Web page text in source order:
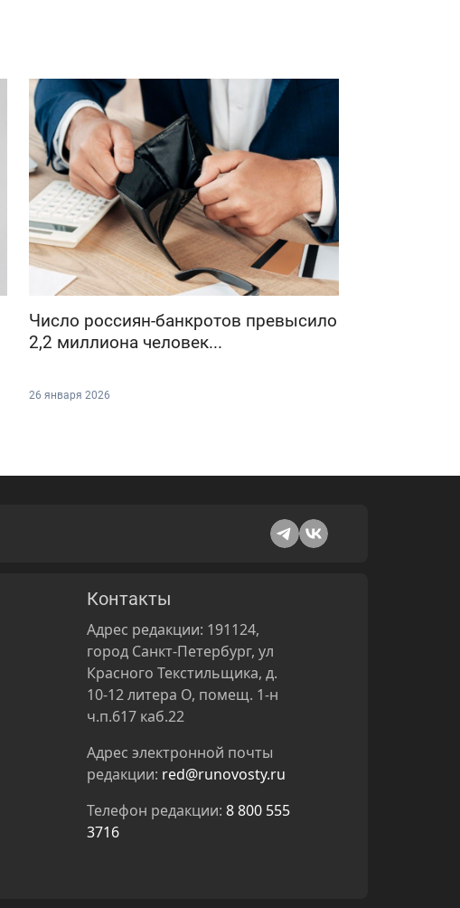
Число россиян-банкротов превысило
2,2 миллиона человек...
26 января 2026
Контакты
Адрес редакции: 191124,
город Санкт-Петербург, ул
Красного Текстильщика, д.
10-12 литера О, помещ. 1-н
ч.п.617 каб.22
Адрес электронной почты
редакции: red@runovosty.ru
Телефон редакции:8 800 555
3716